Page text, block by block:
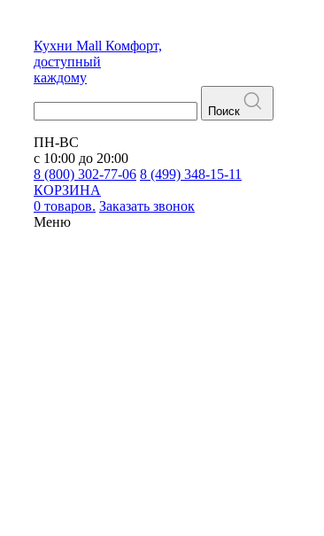
Кухни Mall Комфорт,
доступный
каждому
Поиск
ПН-ВС
с 10:00 до 20:00
8 (800) 302-77-06 8 (499) 348-15-11
КОРЗИНА
0 товаров. Заказать звонок
Меню